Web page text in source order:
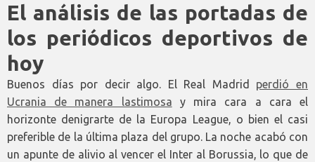
El análisis de las portadas de
los periódicos deportivos de
hoy
Buenos días por decir algo. El Real Madrid perdió en
Ucrania de manera lastimosa y mira cara a cara el
horizonte denigrarte de la Europa League, o bien el casi
preferible de la última plaza del grupo. La noche acabó con
un apunte de alivio al vencer el Inter al Borussia, lo que de